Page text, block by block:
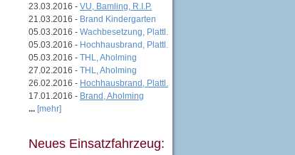
23.03.2016 - VU, Bamling, R.I.P.
21.03.2016 - Brand Kindergarten
05.03.2016 - Wachbesetzung, Plattl.
05.03.2016 - Hochhausbrand, Plattl.
05.03.2016 - THL, Aholming
27.02.2016 - THL, Aholming
26.02.2016 - Hochhausbrand, Plattl.
17.01.2016 - Brand, Aholming
... [mehr]
Neues Einsatzfahrzeug: